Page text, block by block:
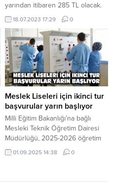
yarından itibaren 285 TL olacak.
Bugünkü Resmi Gazete’de
yayımlanan Mal ve Hizmetler
(Düzenleme ve Denetim) (D Sınıfı
Akaryakıt (LPG) Azami Satış Fiyatı)
Emirnamesine göre, denetime
tabi mal olan tüp gaz fiyatlarında
artış...
18.07.2023 17:29 0
Meslek Liseleri için ikinci tur
başvurular yarın başlıyor
Milli Eğitim Bakanlığı’na bağlı
Mesleki Teknik Öğretim Dairesi
Müdürlüğü, 2025-2026 öğretim
yılı Meslek Liseleri’nin 9. sınıfları
için ikinci tur başvuruların yarın
01.09.2025 14:38 0